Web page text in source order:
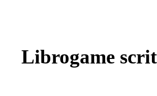
Librogame